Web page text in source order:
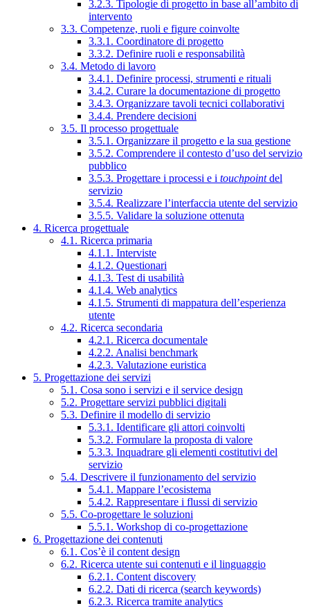
3.2.3. Tipologie di progetto in base all’ambito di
intervento
3.3. Competenze, ruoli e figure coinvolte
3.3.1. Coordinatore di progetto
3.3.2. Definire ruoli e responsabilità
3.4. Metodo di lavoro
3.4.1. Definire processi, strumenti e rituali
3.4.2. Curare la documentazione di progetto
3.4.3. Organizzare tavoli tecnici collaborativi
3.4.4. Prendere decisioni
3.5. Il processo progettuale
3.5.1. Organizzare il progetto e la sua gestione
3.5.2. Comprendere il contesto d’uso del servizio
pubblico
3.5.3. Progettare i processi e i touchpointdel
servizio
3.5.4. Realizzare l’interfaccia utente del servizio
3.5.5. Validare la soluzione ottenuta
4. Ricerca progettuale
4.1. Ricerca primaria
4.1.1. Interviste
4.1.2. Questionari
4.1.3. Test di usabilità
4.1.4. Web analytics
4.1.5. Strumenti di mappatura dell’esperienza
utente
4.2. Ricerca secondaria
4.2.1. Ricerca documentale
4.2.2. Analisi benchmark
4.2.3. Valutazione euristica
5. Progettazione dei servizi
5.1. Cosa sono i servizi e il service design
5.2. Progettare servizi pubblici digitali
5.3. Definire il modello di servizio
5.3.1. Identificare gli attori coinvolti
5.3.2. Formulare la proposta di valore
5.3.3. Inquadrare gli elementi costitutivi del
servizio
5.4. Descrivere il funzionamento del servizio
5.4.1. Mappare l’ecosistema
5.4.2. Rappresentare i flussi di servizio
5.5. Co-progettare le soluzioni
5.5.1. Workshop di co-progettazione
6. Progettazione dei contenuti
6.1. Cos’è il content design
6.2. Ricerca utente sui contenuti e il linguaggio
6.2.1. Content discovery
6.2.2. Dati di ricerca (search keywords)
6.2.3. Ricerca tramite analytics